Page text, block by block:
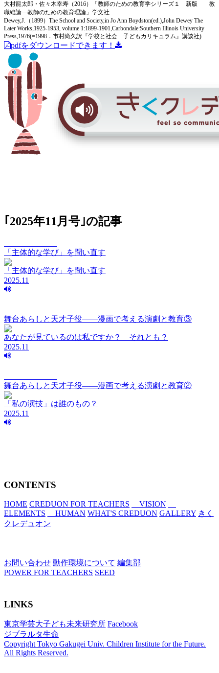
大村龍太郎・佐々木幸寿（2016）「教師のための教育学シリーズ１ 新版 教
職総論―教師のための教育理論」学文社
Dewey,J.（1899）The School and Society,in Jo Ann Boydston(ed.),John Dewey The
Later Works,1925-1953, volume 1:1899-1901,Carbondale:Southern Illinois University
Press,1976(=1998．市村尚久訳『学校と社会 子どもカリキュラム』講談社)
pdfをダウンロードできます！
｢2025年11月号｣の記事
「主体的な学び」を問い直す
「主体的な学び」を問い直す
2025.11
舞台あらしと天才子役——漫画で考える演劇と教育③
あなたが見ているのは私ですか？ それとも？
2025.11
舞台あらしと天才子役——漫画で考える演劇と教育②
「私の演技」は誰のもの？
2025.11
CONTENTS
HOME CREDUON FOR TEACHERS
VISION
ELEMENTS
HUMAN WHAT'S CREDUON GALLERY きく
クレデュオン
お問い合わせ 動作環境について 編集部
POWER FOR TEACHERS SEED
LINKS
東京学芸大子ども未来研究所 Facebook
ジブラルタ生命
Copyright Tokyo Gakugei Univ. Children Institute for the Future.
All Rights Reserved.